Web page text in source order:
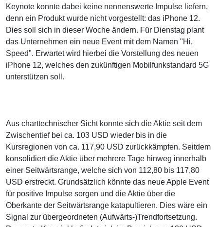
Keynote konnte dabei keine nennenswerte Impulse liefern,
denn ein Produkt wurde nicht vorgestellt: das iPhone 12.
Dies soll sich in dieser Woche ändern. Für Dienstag plant
das Unternehmen ein neue Event mit dem Namen "Hi,
Speed". Erwartet wird hierbei die Vorstellung des neuen
iPhone 12, welches den zukünftigen Mobilfunkstandard 5G
unterstützen soll.
Aus charttechnischer Sicht konnte sich die Aktie seit dem
Zwischentief bei ca. 103 USD wieder bis in die
Kursregionen von ca. 117,90 USD zurückkämpfen. Seitdem
konsolidiert die Aktie über mehrere Tage hinweg innerhalb
einer Seitwärtsrange, welche sich von 112,80 bis 117,80
USD erstreckt. Grundsätzlich könnte das neue Apple Event
für positive Impulse sorgen und die Aktie über die
Oberkante der Seitwärtsrange katapultieren. Dies wäre ein
Signal zur übergeordneten (Aufwärts-)Trendfortsetzung.